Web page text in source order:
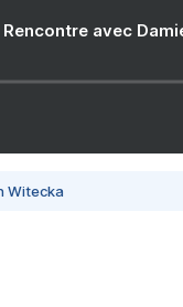
avec
Witecka